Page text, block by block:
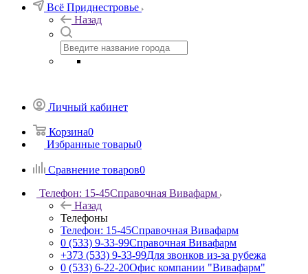
Всё Приднестровье
Назад
Личный кабинет
Корзина0
Избранные товары0
Сравнение товаров0
Телефон: 15-45Справочная Вивафарм
Назад
Телефоны
Телефон: 15-45Справочная Вивафарм
0 (533) 9-33-99Справочная Вивафарм
+373 (533) 9-33-99Для звонков из-за рубежа
0 (533) 6-22-20Офис компании "Вивафарм"